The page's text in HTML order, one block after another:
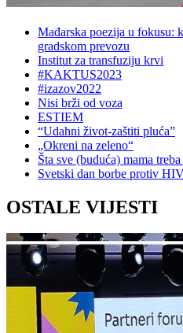
Mađarska poezija u fokusu:
gradskom prevozu
Institut za transfuziju krvi
#KAKTUS2023
#izazov2022
Nisi brži od voza
ESTIEM
“Udahni život-zaštiti pluća”
„Okreni na zeleno“
Šta sve (buduća) mama
Svetski dan borbe protiv
OSTALE VIJESTI